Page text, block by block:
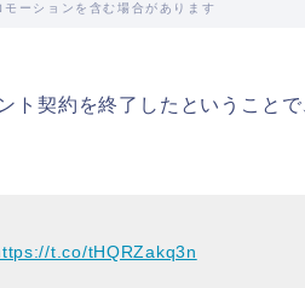
モーションを含む場合があります
ト契約を終了したということ
t.co/tHQRZakq3n